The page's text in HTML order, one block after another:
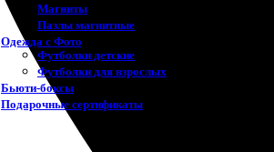
Магниты
Пазлы магнитные
Одежда с Фото
Футболки детские
Футболки для взрослых
Бьюти-боксы
Подарочные сертификаты